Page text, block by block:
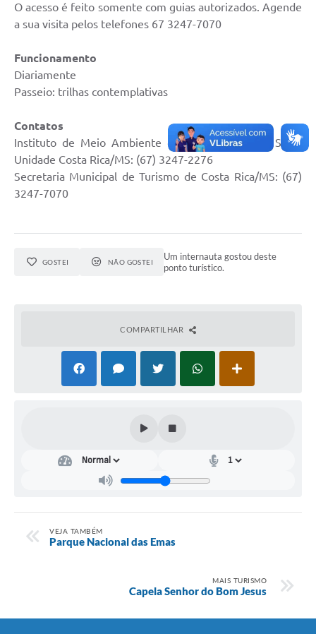
O acesso é feito somente com guias autorizados. Agende
a sua visita pelos telefones 67 3247-7070
Funcionamento
Diariamente
Passeio: trilhas contemplativas
Contatos
Instituto de Meio Ambiente de Mato Grosso do Sul –
Unidade Costa Rica/MS: (67) 3247-2276
Secretaria Municipal de Turismo de Costa Rica/MS: (67)
3247-7070
GOSTEI NÃO GOSTEI
Um internauta gostou deste
ponto turístico.
COMPARTILHAR
VEJA TAMBÉM
Parque Nacional das Emas
MAIS TURISMO
Capela Senhor do Bom Jesus